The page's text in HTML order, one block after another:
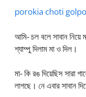
porokia choti golpo
আমি- চল বলে সাবান নিয়ে
শ্যাম্পু দিলাম মা ও দিল।
মা- কি রঙ দিয়েছিস সারা
লাগছে। নে এবার সাবান